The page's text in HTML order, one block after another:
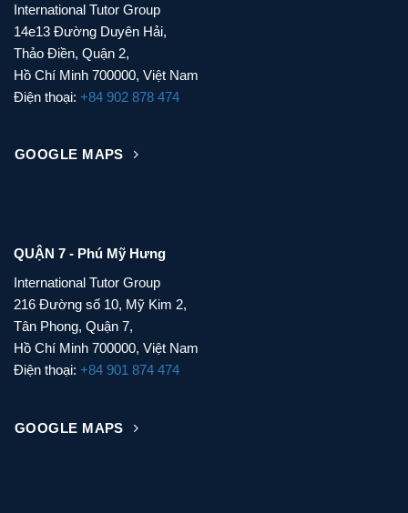
International Tutor Group
14e13 Đường Duyên Hải,
Thảo Điền, Quận 2,
Hồ Chí Minh 700000, Việt Nam
Điện thoại: +84 902 878 474
GOOGLE MAPS
QUẬN 7 - Phú Mỹ Hưng
International Tutor Group
216 Đường số 10, Mỹ Kim 2,
Tân Phong, Quận 7,
Hồ Chí Minh 700000, Việt Nam
Điện thoại: +84 901 874 474
GOOGLE MAPS